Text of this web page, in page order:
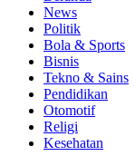
News
Politik
Bola & Sports
Bisnis
Tekno & Sains
Pendidikan
Otomotif
Religi
Kesehatan